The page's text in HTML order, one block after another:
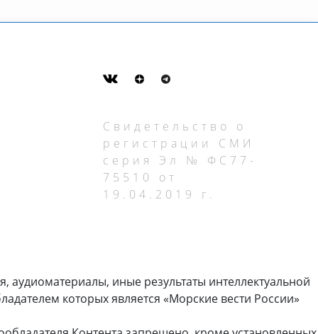
Свидетельство о
регистрации СМИ
серия Эл № ФС77-
75510 от
19.04.2019 г.
аудиоматериалы, иные результаты интеллектуальной
которых является «Морские вести России»